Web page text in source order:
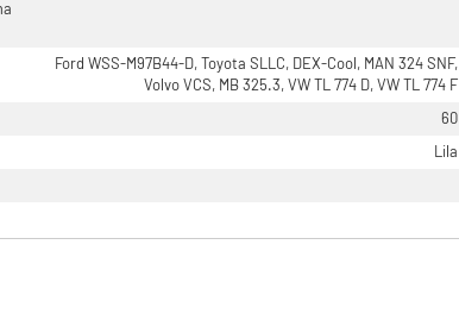
Ford WSS-M97B44-D, Toyota SLLC, DEX-Cool, MAN 324 SNF,
Volvo VCS, MB 325.3, VW TL 774 D, VW TL 774 F
60
Lila